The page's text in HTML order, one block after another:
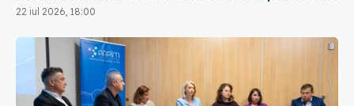
22 iul 2026, 18:00